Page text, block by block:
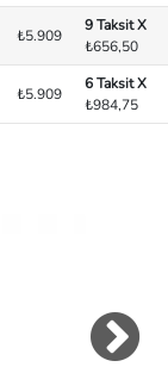
₺5.909
9 Taksit X
₺656,50
₺5.909
6 Taksit X
₺984,75